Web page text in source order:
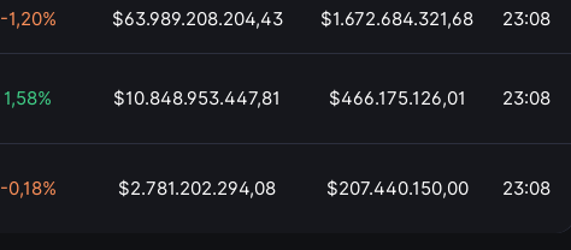
-1,20% $63.989.208.204,43 $1.672.684.321,68 23:08
1,58% $10.848.953.447,81 $466.175.126,01 23:08
-0,18% $2.781.202.294,08 $207.440.150,00 23:08